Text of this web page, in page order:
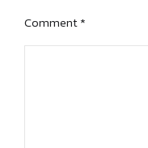
Comment*